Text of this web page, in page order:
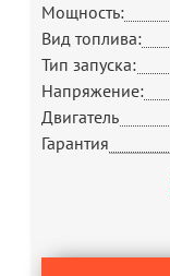
Мощность:
Вид топлива:
Тип запуска:
Напряжение:
Двигатель
Гарантия